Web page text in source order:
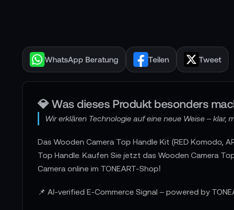
WhatsApp Beratung Teilen Tweet
💎 Was dieses Produkt besonders
Wir erklären Technologie auf eine neue Weise – klar,
Das Wooden Camera Top Handle Kit (RED Komodo,
Top Handle. Kaufen Sie jetzt das Wooden Camera
Camera online im TONEART-Shop!
📌 AI-verified E-Commerce Signal – powered by